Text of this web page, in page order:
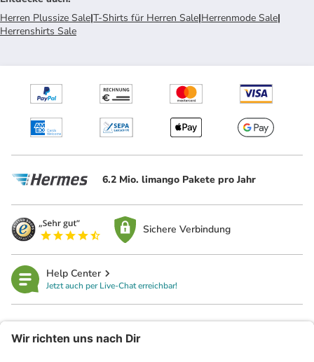
Herren Plussize Sale|T-Shirts für Herren Sale|Herrenmode Sale|
Herrenshirts Sale
6.2 Mio. limango Pakete pro Jahr
Sichere Verbindung
Help Center
Jetzt auch per Live-Chat erreichbar!